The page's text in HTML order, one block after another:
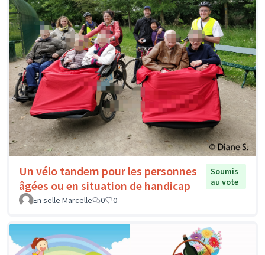
Un vélo tandem pour les personnes
âgées ou en situation de handicap
Soumis
au vote
En selle Marcelle
0 0